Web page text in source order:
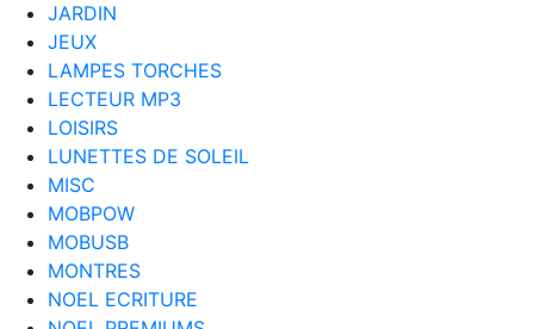
JARDIN
JEUX
LAMPES TORCHES
LECTEUR MP3
LOISIRS
LUNETTES DE SOLEIL
MISC
MOBPOW
MOBUSB
MONTRES
NOEL ECRITURE